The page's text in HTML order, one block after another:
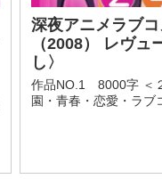
深夜アニメラブコ
（2008） レヴ
し〉
作品NO.1 8000字
園・青春・恋愛・ラブ